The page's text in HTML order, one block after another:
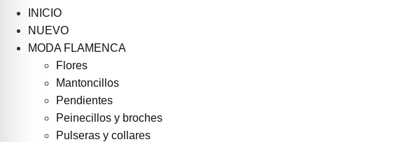
INICIO
NUEVO
MODA FLAMENCA
Flores
Mantoncillos
Pendientes
Peinecillos y broches
Pulseras y collares